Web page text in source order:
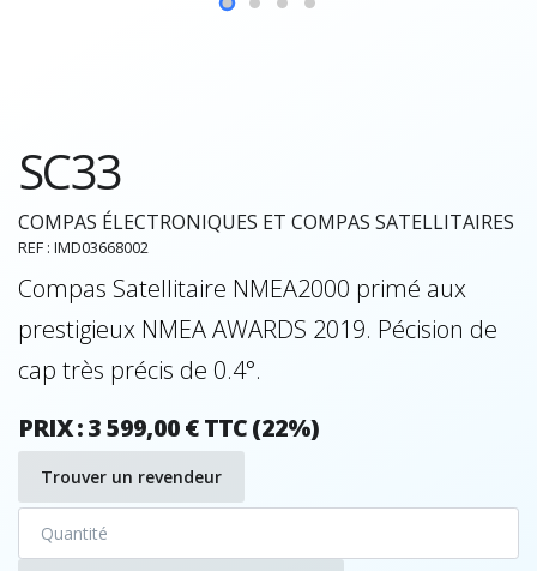
SC33
COMPAS ÉLECTRONIQUES ET COMPAS SATELLITAIRES
REF : IMD03668002
Compas Satellitaire NMEA2000 primé aux
prestigieux NMEA AWARDS 2019. Pécision de
cap très précis de 0.4°.
PRIX : 3 599,00 € TTC (22%)
Trouver un revendeur